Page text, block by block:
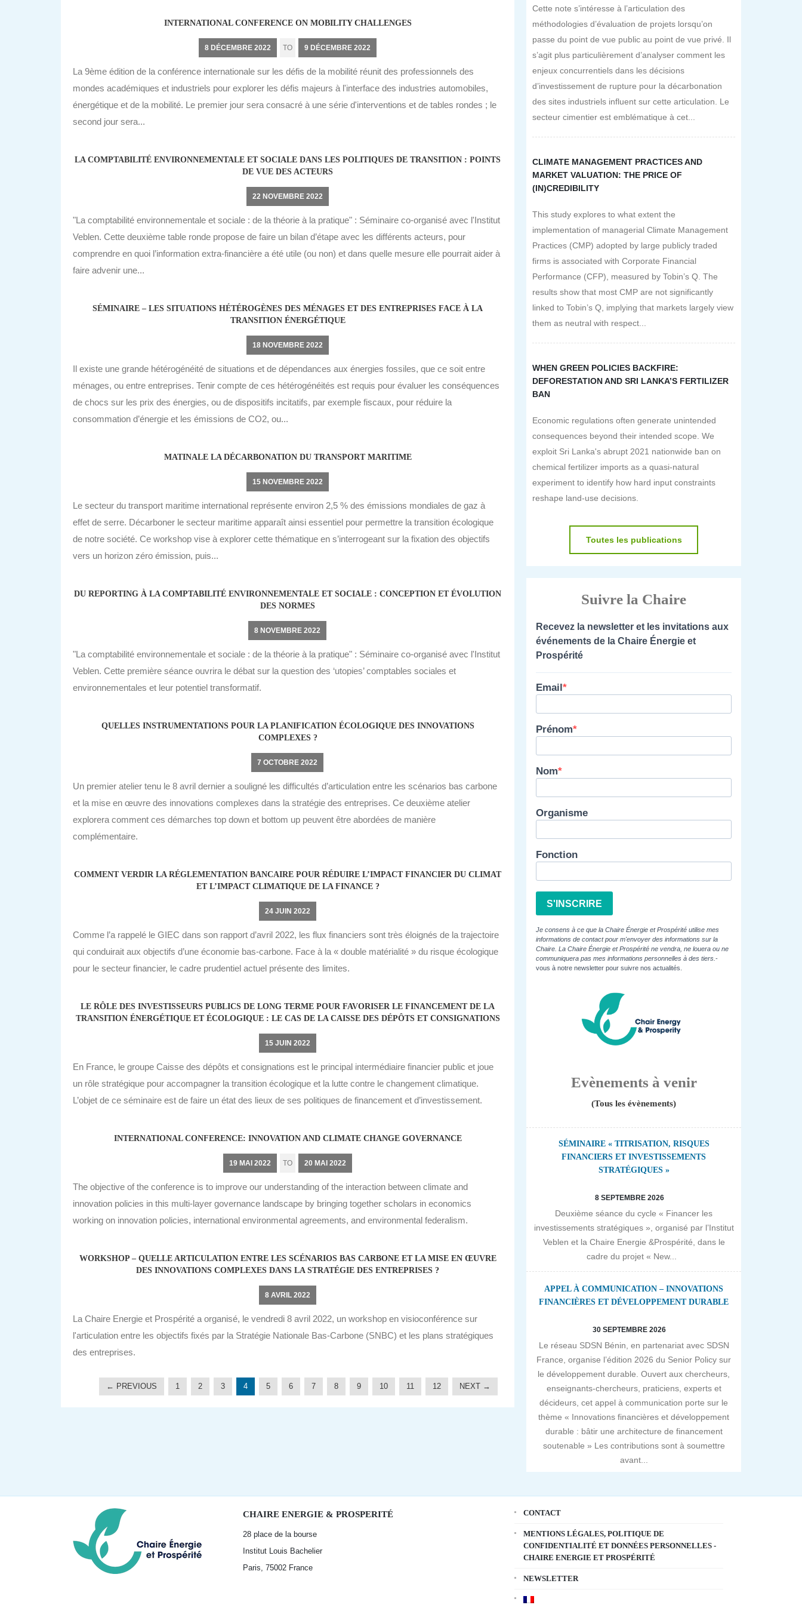
INTERNATIONAL CONFERENCE ON MOBILITY CHALLENGES
8 DÉCEMBRE 2022 TO 9 DÉCEMBRE 2022
La 9ème édition de la conférence internationale sur les défis de la mobilité réunit des professionnels des
mondes académiques et industriels pour explorer les défis majeurs à l'interface des industries automobiles,
énergétique et de la mobilité. Le premier jour sera consacré à une série d'interventions et de tables rondes ; le
second jour sera...
LA COMPTABILITÉ ENVIRONNEMENTALE ET SOCIALE DANS LES POLITIQUES DE TRANSITION : POINTS
DE VUE DES ACTEURS
22 NOVEMBRE 2022
"La comptabilité environnementale et sociale : de la théorie à la pratique" : Séminaire co-organisé avec l'Institut
Veblen. Cette deuxième table ronde propose de faire un bilan d’étape avec les différents acteurs, pour
comprendre en quoi l’information extra-financière a été utile (ou non) et dans quelle mesure elle pourrait aider à
faire advenir une...
SÉMINAIRE – LES SITUATIONS HÉTÉROGÈNES DES MÉNAGES ET DES ENTREPRISES FACE À LA
TRANSITION ÉNERGÉTIQUE
18 NOVEMBRE 2022
Il existe une grande hétérogénéité de situations et de dépendances aux énergies fossiles, que ce soit entre
ménages, ou entre entreprises. Tenir compte de ces hétérogénéités est requis pour évaluer les conséquences
de chocs sur les prix des énergies, ou de dispositifs incitatifs, par exemple fiscaux, pour réduire la
consommation d’énergie et les émissions de CO2, ou...
MATINALE LA DÉCARBONATION DU TRANSPORT MARITIME
15 NOVEMBRE 2022
Le secteur du transport maritime international représente environ 2,5 % des émissions mondiales de gaz à
effet de serre. Décarboner le secteur maritime apparaît ainsi essentiel pour permettre la transition écologique
de notre société. Ce workshop vise à explorer cette thématique en s’interrogeant sur la fixation des objectifs
vers un horizon zéro émission, puis...
DU REPORTING À LA COMPTABILITÉ ENVIRONNEMENTALE ET SOCIALE : CONCEPTION ET ÉVOLUTION
DES NORMES
8 NOVEMBRE 2022
"La comptabilité environnementale et sociale : de la théorie à la pratique" : Séminaire co-organisé avec l'Institut
Veblen. Cette première séance ouvrira le débat sur la question des ‘utopies’ comptables sociales et
environnementales et leur potentiel transformatif.
QUELLES INSTRUMENTATIONS POUR LA PLANIFICATION ÉCOLOGIQUE DES INNOVATIONS
COMPLEXES ?
7 OCTOBRE 2022
Un premier atelier tenu le 8 avril dernier a souligné les difficultés d’articulation entre les scénarios bas carbone
et la mise en œuvre des innovations complexes dans la stratégie des entreprises. Ce deuxième atelier
explorera comment ces démarches top down et bottom up peuvent être abordées de manière
complémentaire.
COMMENT VERDIR LA RÉGLEMENTATION BANCAIRE POUR RÉDUIRE L’IMPACT FINANCIER DU CLIMAT
ET L’IMPACT CLIMATIQUE DE LA FINANCE ?
24 JUIN 2022
Comme l’a rappelé le GIEC dans son rapport d’avril 2022, les flux financiers sont très éloignés de la trajectoire
qui conduirait aux objectifs d’une économie bas-carbone. Face à la « double matérialité » du risque écologique
pour le secteur financier, le cadre prudentiel actuel présente des limites.
LE RÔLE DES INVESTISSEURS PUBLICS DE LONG TERME POUR FAVORISER LE FINANCEMENT DE LA
TRANSITION ÉNERGÉTIQUE ET ÉCOLOGIQUE : LE CAS DE LA CAISSE DES DÉPÔTS ET CONSIGNATIONS
15 JUIN 2022
En France, le groupe Caisse des dépôts et consignations est le principal intermédiaire financier public et joue
un rôle stratégique pour accompagner la transition écologique et la lutte contre le changement climatique.
L’objet de ce séminaire est de faire un état des lieux de ses politiques de financement et d’investissement.
INTERNATIONAL CONFERENCE: INNOVATION AND CLIMATE CHANGE GOVERNANCE
19 MAI 2022 TO 20 MAI 2022
The objective of the conference is to improve our understanding of the interaction between climate and
innovation policies in this multi-layer governance landscape by bringing together scholars in economics
working on innovation policies, international environmental agreements, and environmental federalism.
WORKSHOP – QUELLE ARTICULATION ENTRE LES SCÉNARIOS BAS CARBONE ET LA MISE EN ŒUVRE
DES INNOVATIONS COMPLEXES DANS LA STRATÉGIE DES ENTREPRISES ?
8 AVRIL 2022
La Chaire Energie et Prospérité a organisé, le vendredi 8 avril 2022, un workshop en visioconférence sur
l'articulation entre les objectifs fixés par la Stratégie Nationale Bas-Carbone (SNBC) et les plans stratégiques
des entreprises.
← PREVIOUS 1 2 3 4 5 6 7 8 9 10 11 12 NEXT →
Cette note s’intéresse à l’articulation des
méthodologies d’évaluation de projets lorsqu’on
passe du point de vue public au point de vue privé. Il
s’agit plus particulièrement d’analyser comment les
enjeux concurrentiels dans les décisions
d’investissement de rupture pour la décarbonation
des sites industriels influent sur cette articulation. Le
secteur cimentier est emblématique à cet...
CLIMATE MANAGEMENT PRACTICES AND
MARKET VALUATION: THE PRICE OF
(IN)CREDIBILITY
This study explores to what extent the
implementation of managerial Climate Management
Practices (CMP) adopted by large publicly traded
firms is associated with Corporate Financial
Performance (CFP), measured by Tobin’s Q. The
results show that most CMP are not significantly
linked to Tobin’s Q, implying that markets largely view
them as neutral with respect...
WHEN GREEN POLICIES BACKFIRE:
DEFORESTATION AND SRI LANKA’S FERTILIZER
BAN
Economic regulations often generate unintended
consequences beyond their intended scope. We
exploit Sri Lanka's abrupt 2021 nationwide ban on
chemical fertilizer imports as a quasi-natural
experiment to identify how hard input constraints
reshape land-use decisions.
Toutes les publications
Suivre la Chaire
Recevez la newsletter et les invitations aux
événements de la Chaire Énergie et
Prospérité
Email
Prénom
Nom
Organisme
Fonction
S'INSCRIRE
Je consens à ce que la Chaire Énergie et Prospérité utilise mes
informations de contact pour m'envoyer des informations sur la
Chaire. La Chaire Énergie et Prospérité ne vendra, ne louera ou ne
communiquera pas mes informations personnelles à des tiers. -
vous à notre newsletter pour suivre nos actualités.
Evènements à venir
(Tous les évènements)
SÉMINAIRE « TITRISATION, RISQUES
FINANCIERS ET INVESTISSEMENTS
STRATÉGIQUES »
8 SEPTEMBRE 2026
Deuxième séance du cycle « Financer les
investissements stratégiques », organisé par l’Institut
Veblen et la Chaire Energie &Prospérité, dans le
cadre du projet « New...
APPEL À COMMUNICATION – INNOVATIONS
FINANCIÈRES ET DÉVELOPPEMENT DURABLE
30 SEPTEMBRE 2026
Le réseau SDSN Bénin, en partenariat avec SDSN
France, organise l’édition 2026 du Senior Policy sur
le développement durable. Ouvert aux chercheurs,
enseignants-chercheurs, praticiens, experts et
décideurs, cet appel à communication porte sur le
thème « Innovations financières et développement
durable : bâtir une architecture de financement
soutenable » Les contributions sont à soumettre
avant...
CHAIRE ENERGIE & PROSPERITÉ
28 place de la bourse
Institut Louis Bachelier
Paris, 75002 France
CONTACT
MENTIONS LÉGALES, POLITIQUE DE
CONFIDENTIALITÉ ET DONNÉES PERSONNELLES -
CHAIRE ENERGIE ET PROSPÉRITÉ
NEWSLETTER